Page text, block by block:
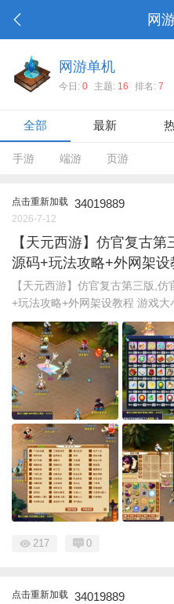
网
网游单机
今日: 0 主题: 16 排名: 7
全部 最新
手游 端游 页游
点击重新加载 34019889
2026-7-12
【天元西游】仿官复古
源码+玩法攻略+外网架设
【天元西游】仿官复古第三版,
+玩法攻略+外网架设教程 游戏大
217 0
点击重新加载 34019889